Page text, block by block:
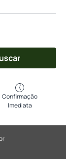
Confirmação
Imediata